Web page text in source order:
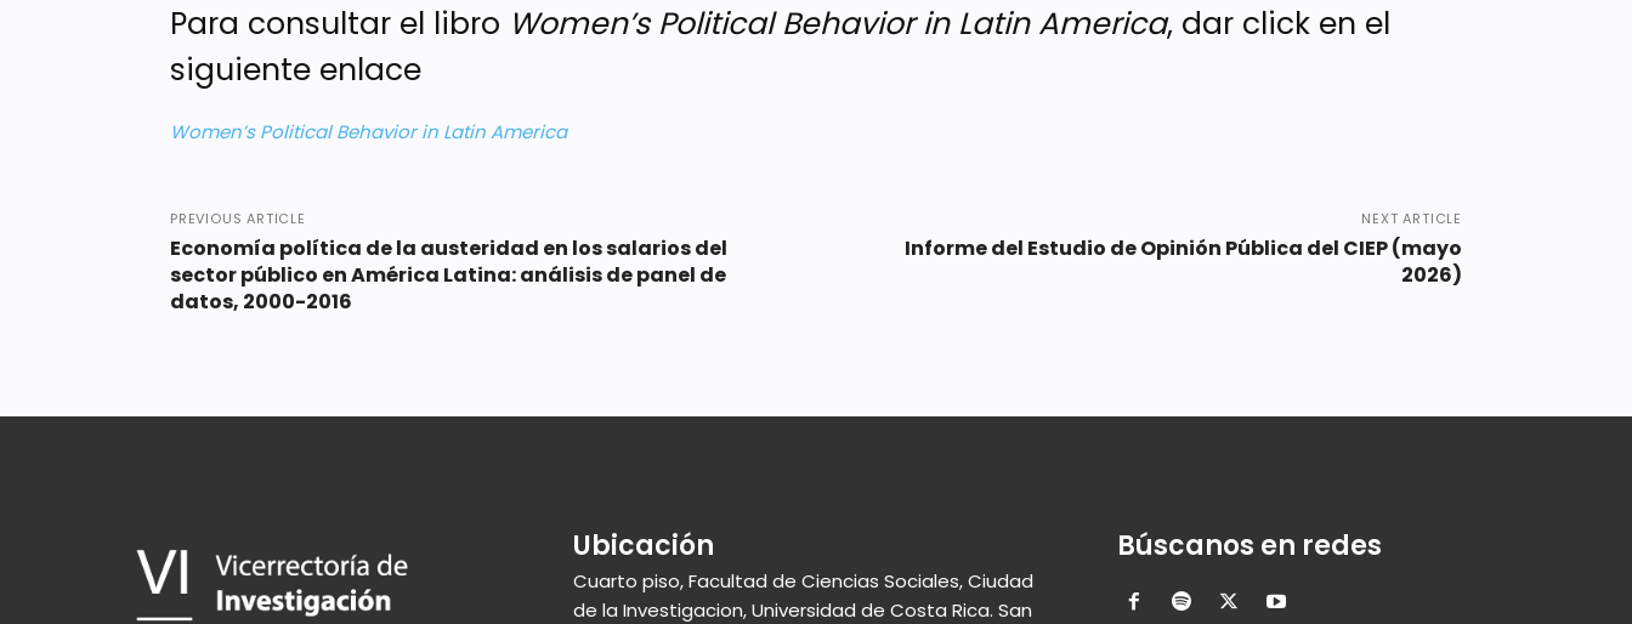
Para consultar el libro Women’s Political Behavior in Latin America, dar click en el
siguiente enlace
Women’s Political Behavior in Latin America
PREVIOUS ARTICLE
Economía política de la austeridad en los salarios del
sector público en América Latina: análisis de panel de
datos, 2000-2016
NEXT ARTICLE
Informe del Estudio de Opinión Pública del CIEP (mayo
2026)
Ubicación
Cuarto piso, Facultad de Ciencias Sociales, Ciudad
de la Investigacion, Universidad de Costa Rica. San
Búscanos en redes